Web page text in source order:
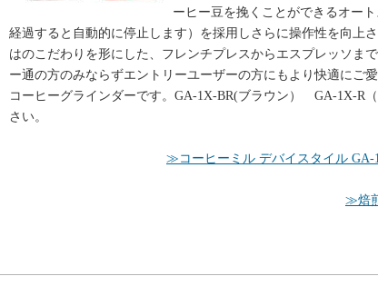
ーヒー豆を挽くことができるオー
経過すると自動的に停止します）を採用しさらに操作性を向上
はのこだわりを形にした、フレンチプレスからエスプレッソま
ー通の方のみならずエントリーユーザーの方にもより快適にご
コーヒーグラインダーです。GA-1X-BR(ブラウン） GA-1X-R
さい。
≫コーヒーミル デバイスタイル GA-
≫焙